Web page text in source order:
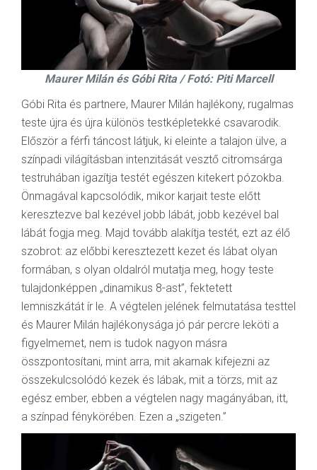
Maurer Milán és Góbi Rita / Fotó: Piti Marcell
Góbi Rita és partnere, Maurer Milán hajlékony, rugalmas
teste újra és újra különös testképletekké csavarodik.
Először a férfi táncost látjuk, ki eleinte a talajon ülve, a
színpadi világításban intenzitását vesztő citromsárga
testruhában igazítja testét egészen kitekert pózokba.
Önmagával kapcsolódik, mikor karjait teste előtt
keresztezve bal kezével jobb lábát, jobb kezével bal
lábát fogja meg. Majd tovább alakítja testét, ezt az élő
szobrot: az előbbi keresztezett kezet és lábat olyan
formában, s olyan oldalról mutatja meg, hogy teste
tulajdonképpen „dinamikus 8-ast”, fektetett
lemniszkátát ír le. A végtelen jelének felmutatása testtel
és Maurer Milán hajlékonysága jó pár percre leköti a
figyelmemet, nem is tudok nagyon másra
összpontosítani, mint arra, mit akarnak kifejezni az
összekulcsolódó kezek és lábak, mit a törzs, mit az
egész ember, ebben a végtelen nagy magányában, itt,
a színpad fénykörében. Ezen a „szigeten.”